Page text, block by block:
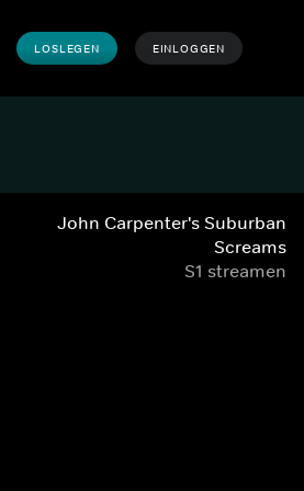
LOSLEGEN EINLOGGEN
John Carpenter's Suburban
Screams
S1 streamen